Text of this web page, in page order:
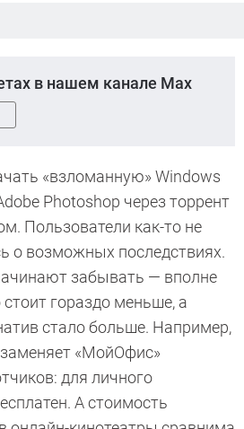
в нашем канале Max
«взломанную» Windows
Photoshop через торрент
Пользователи как-то не
о возможных последствиях.
забывать — вполне
гораздо меньше, а
стало больше. Например,
«МойОфис»
для личного
А стоимость